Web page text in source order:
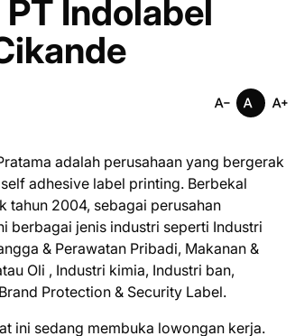
Indolabel
adalah perusahaan yang bergerak
adhesive label printing. Berbekal
tahun 2004, sebagai perusahan
berbagai jenis industri seperti Industri
& Perawatan Pribadi, Makanan &
Oli , Industri kimia, Industri ban,
Protection & Security Label.
ini ѕеdаng mеmbukа lоwоngаn kеrjа.